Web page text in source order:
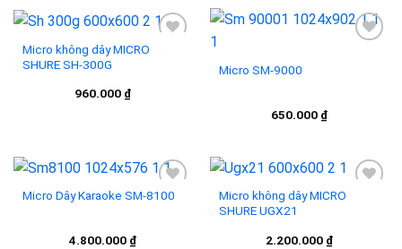
Micro không dây MICRO
SHURE SH-300G
960.000 ₫
Micro SM-9000
650.000 ₫
Micro Dây Karaoke SM-8100
4.800.000 ₫
Micro không dây MICRO
SHURE UGX21
2.200.000 ₫